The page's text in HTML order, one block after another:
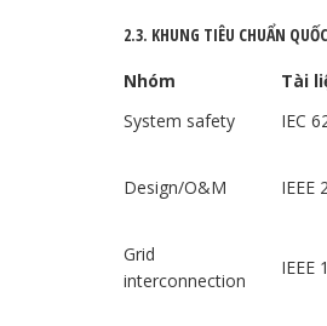
2.3. KHUNG TIÊU CHUẨN
Nhóm
Tài
System safety
IEC
Design/O&M IEEE
Grid
interconnection
IEEE